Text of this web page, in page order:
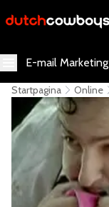
E-mail Marketing
Startpagina Online